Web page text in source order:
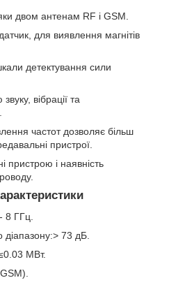
двом антенам RF і GSM.
для виявлення магнітів
детектування сили
вібрації та
частот дозволяє більш
пристрої.
пристрою і наявність
8 ГГц.
73 дБ.
МВт.